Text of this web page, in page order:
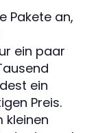
Pakete an,
ein paar
ein
Preis.
kleinen